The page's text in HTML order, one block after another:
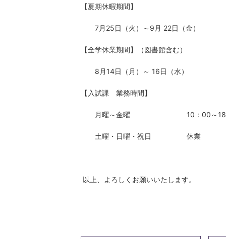
情報文化デザインコース
メディア表現学科
【夏期休暇期間】
7月25日（火）～9月 22日（金）
【全学休業期間】（図書館含む）
8月14日（月）～ 16日（水）
【入試課 業務時間】
月曜～金曜 10：00～18
土曜・日曜・祝日 休業
以上、よろしくお願いいたします。